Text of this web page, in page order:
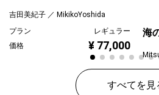
吉田美紀子 ／ MikikoYoshida
プラン
レギュラー
価格
¥ 77,000
海
プラ
価格
すべてを見